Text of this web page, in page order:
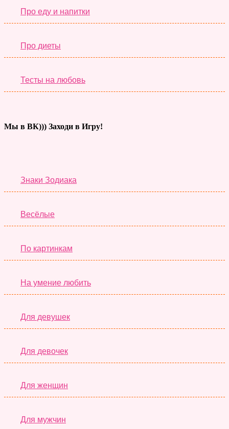
Про еду и напитки
Про диеты
Тесты на любовь
Мы в ВК))) Заходи в Игру!
Знаки Зодиака
Весёлые
По картинкам
На умение любить
Для девушек
Для девочек
Для женщин
Для мужчин